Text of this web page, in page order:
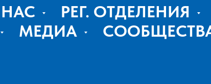
РЕГ. ОТДЕЛЕНИЯ
МЕДИА